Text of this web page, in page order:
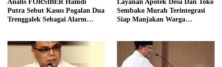
Analis FORSIBER Hamdi
Putra Sebut Kasus Pogalan Dua
Trenggalek Sebagai Alarm
Layanan Apotek Desa Dan Toko
Sembako Murah Terintegrasi
Siap Manjakan Warga